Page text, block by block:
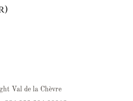
Val de la Chèvre